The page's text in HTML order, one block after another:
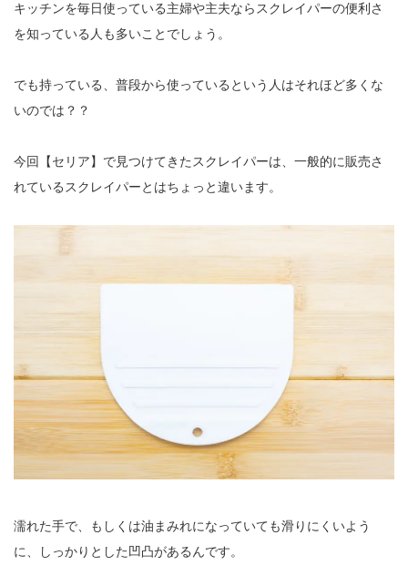
キッチンを毎日使っている主婦や主夫ならスクレイパーの便利さ
を知っている人も多いことでしょう。
でも持っている、普段から使っているという人はそれほど多くな
いのでは？？
今回【セリア】で見つけてきたスクレイパーは、一般的に販売さ
れているスクレイパーとはちょっと違います。
濡れた手で、もしくは油まみれになっていても滑りにくいよう
に、しっかりとした凹凸があるんです。